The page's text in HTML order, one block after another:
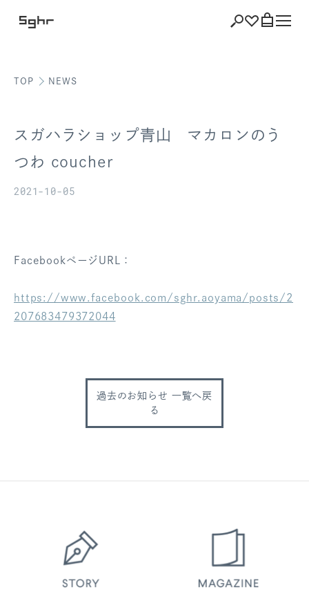
ショッピング バッグを見る
お気に入り
TOP NEWS
スガハラショップ青山 マカロンのう
つわ coucher
2021-10-05
FacebookページURL：
https://www.facebook.com/sghr.aoyama/posts/2
207683479372044
過去のお知らせ 一覧へ戻
る